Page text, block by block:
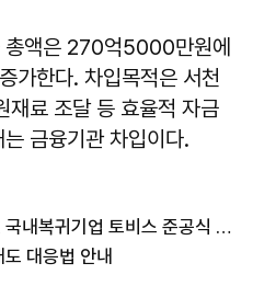
총액은 270억5000만원에
한다. 차입목적은 서천
재료 조달 등 효율적 자금
금융기관 차입이다.
서천군, 장항국가산단 제1호 국내복귀기업 토비스 준공식 열고 본격 출항
대응법 안내